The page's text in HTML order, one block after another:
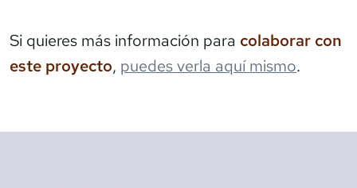
Si quieres más información para colaborar con
este proyecto, puedes verla aquí mismo.